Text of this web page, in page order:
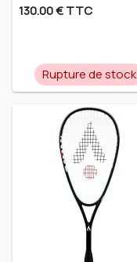
130.00 € TTC
Rupture de stock